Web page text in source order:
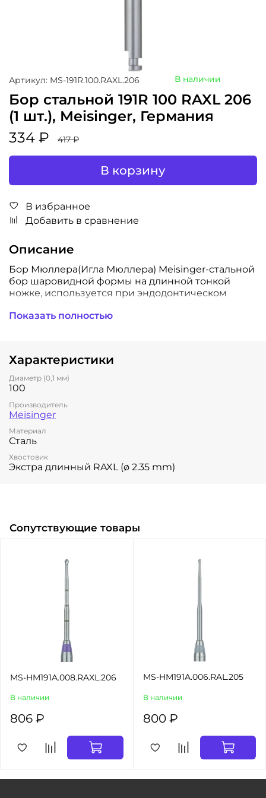
Артикул: MS-191R.100.RAXL.206 В наличии
Бор стальной 191R 100 RAXL 206
(1 шт.), Meisinger, Германия
334 ₽
417 ₽
В корзину
В избранное
Добавить в сравнение
Описание
Бор Мюллера(Игла Мюллера) Meisinger-стальной
бор шаровидной формы на длинной тонкой
ножке, используется при эндодонтическом
расширения корневых каналов, удаления
мм. Общая длина-34 мм. Для углового/
механического наконечника.
Показать полностью
Характеристики
Диаметр (0,1 мм)
100
Производитель
Meisinger
Материал
Сталь
Хвостовик
Экстра длинный RAXL (ø 2.35 mm)
Сопутствующие товары
MS-HM191A.008.RAXL.206
В наличии
806 ₽
MS-HM191A.006.RAL.205
В наличии
800 ₽